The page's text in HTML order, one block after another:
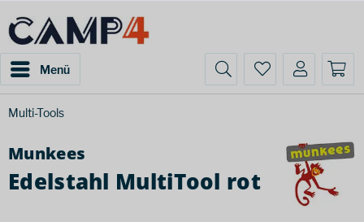
Menü
Multi-Tools
Munkees
Edelstahl MultiTool rot